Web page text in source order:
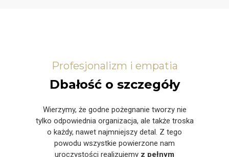
Profesjonalizm i empatia
Dbałość o szczegóły
Wierzymy, że godne pożegnanie tworzy nie
tylko odpowiednia organizacja, ale także troska
o każdy, nawet najmniejszy detal. Z tego
powodu wszystkie powierzone nam
uroczystości realizujemy z pełnym